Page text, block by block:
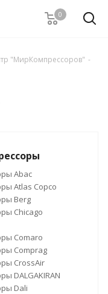
0
"МирКомпрессоров" -
Abac
Atlas Copco
Berg
Chicago
Comaro
Comprag
CrossAir
DALGAKIRAN
Dali